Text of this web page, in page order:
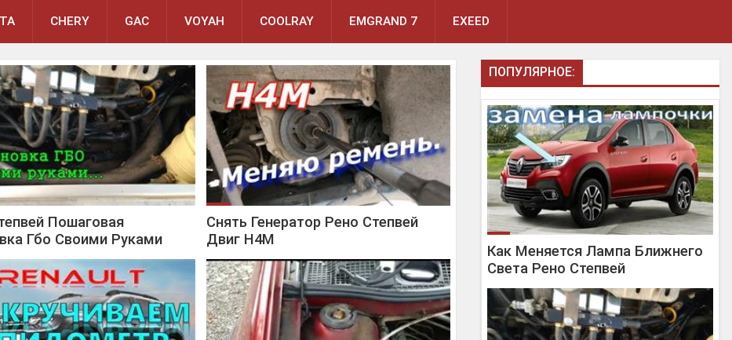
CHERY GAC VOYAH COOLRAY EMGRAND 7 EXEED
Пошаговая
Гбо Своими Руками
Снять Генератор Рено Степвей
Двиг H4M
ПОПУЛЯРНОЕ:
Как Меняется Лампа Ближнего
Света Рено Степвей